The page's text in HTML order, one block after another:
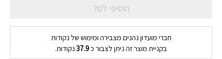
הוסיפי לסל
חברי מועדון נהנים מצבירה ומימוש של נקודות
בקניית מוצר זה ניתן לצבור כ37.9 נקודות.